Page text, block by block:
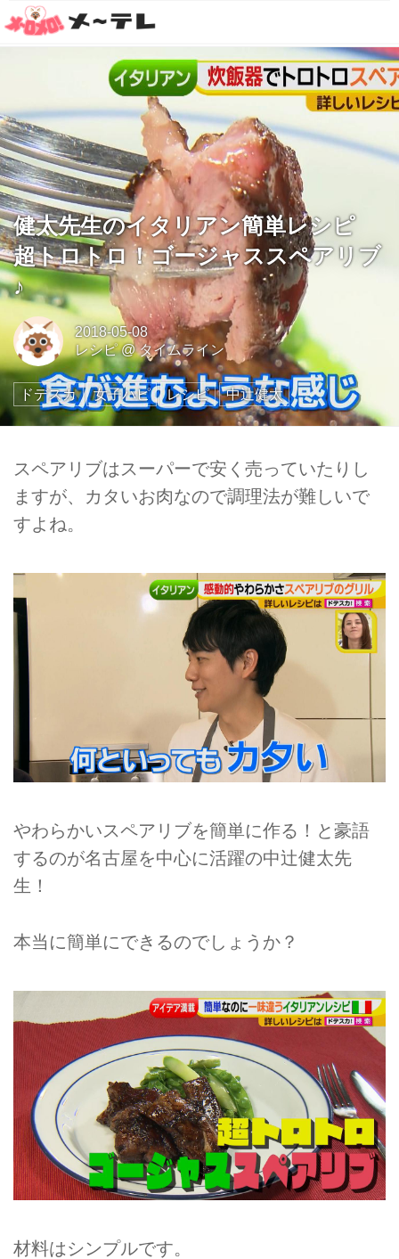
健太先生のイタリアン簡単レシピ
超トロトロ！ゴージャススペアリブ
♪
2018-05-08
レシピ@タイムライン
ドデスカ 女子ハピ レシピ 中辻健太
スペアリブはスーパーで安く売っていたりし
ますが、カタいお肉なので調理法が難しいで
すよね。
やわらかいスペアリブを簡単に作る！と豪語
するのが名古屋を中心に活躍の中辻健太先
生！
本当に簡単にできるのでしょうか？
材料はシンプルです。